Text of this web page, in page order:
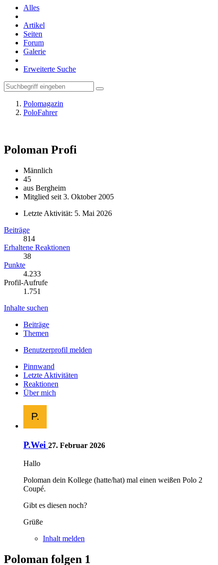
Alles
Artikel
Seiten
Forum
Galerie
Erweiterte Suche
Polomagazin
PoloFahrer
Poloman Profi
Männlich
45
aus Bergheim
Mitglied seit 3. Oktober 2005
Letzte Aktivität: 5. Mai 2026
Beiträge
814
Erhaltene Reaktionen
38
Punkte
4.233
Profil-Aufrufe
1.751
Inhalte suchen
Beiträge
Themen
Benutzerprofil melden
Pinnwand
Letzte Aktivitäten
Reaktionen
Über mich
P.Wei 27. Februar 2026
Hallo
Poloman dein Kollege (hatte/hat) mal einen weißen Polo 2
Coupé.
Gibt es diesen noch?
Grüße
Inhalt melden
Poloman folgen 1